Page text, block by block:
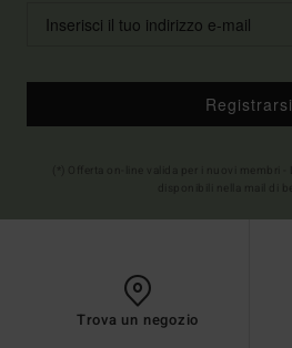
Registrarsi
Trova un negozio